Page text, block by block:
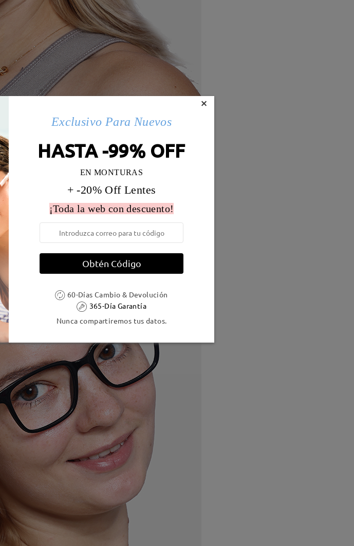
×
Exclusivo Para Nuevos
HASTA -99% OFF
EN MONTURAS
+ -20% Off Lentes
¡Toda la web con descuento!
Obtén Código
60-Días Cambio & Devolución
365-Día Garantía
Nunca compartiremos tus datos.